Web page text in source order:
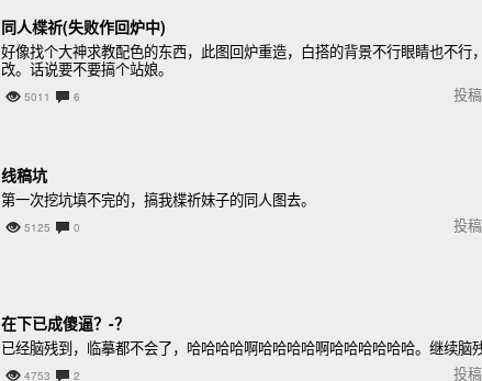
同人楪祈(失败作回炉中)
好像找个大神求教配色的东西，此图回炉重造，白搭的背景不行眼睛也不行
改。话说要不要搞个站娘。
5011 6 投
线稿坑
第一次挖坑填不完的，搞我楪祈妹子的同人图去。
5125 0 投
在下已成傻逼？-？
已经脑残到，临摹都不会了，哈哈哈哈啊哈哈哈哈啊哈哈哈哈哈哈。继续脑
4753 2 投